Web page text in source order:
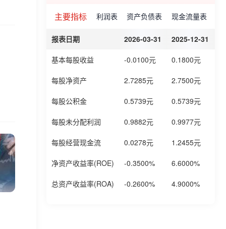
主要指标 利润表 资产负债表 现金流量表
报表日期 2026-03-31 2025-12-31
基本每股收益 -0.0100元 0.1800元
每股净资产 2.7285元 2.7500元
每股公积金 0.5739元 0.5739元
每股未分配利润 0.9882元 0.9977元
每股经营现金流 0.0278元 1.2455元
净资产收益率(ROE) -0.3500% 6.6000%
总资产收益率(ROA) -0.2600% 4.9000%